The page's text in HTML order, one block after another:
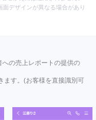
デザインが異なる場合があり
の売上レポートの提供の
ます。(お客様を直接識別可